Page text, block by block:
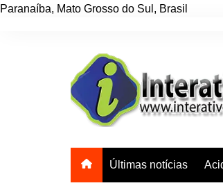
Paranaíba, Mato Grosso do Sul , Brasil
Últimas notícias